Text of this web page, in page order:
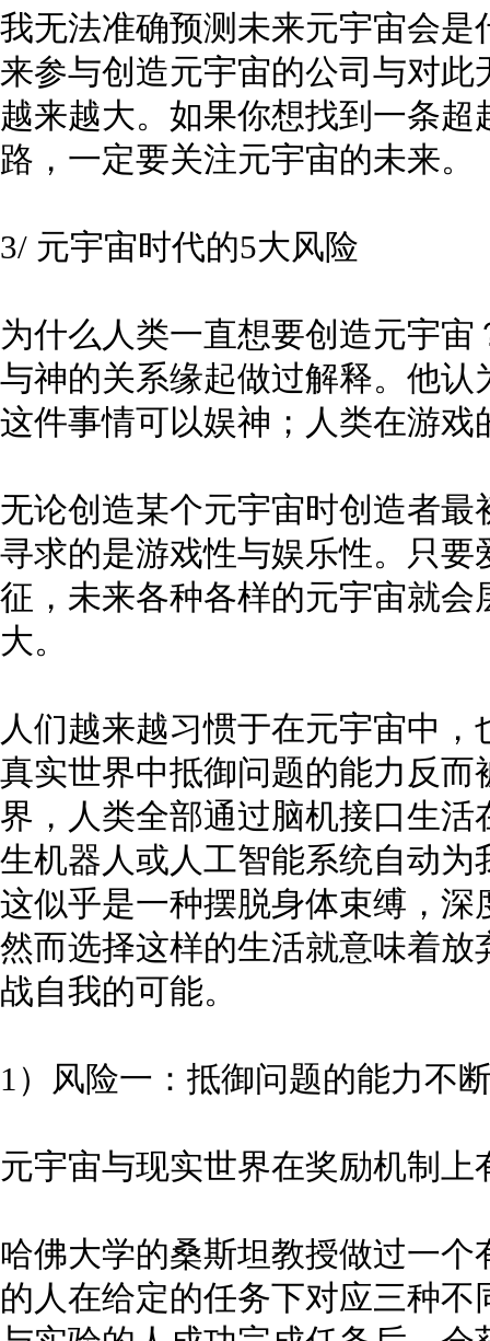
我无法准确预测未来元宇宙会
来参与创造元宇宙的公司与对
越来越大。如果你想找到一条
路，一定要关注元宇宙的未来。
3/ 元宇宙时代的5大风险
为什么人类一直想要创造元宇
与神的关系缘起做过解释。他
这件事情可以娱神；人类在游
无论创造某个元宇宙时创造者
寻求的是游戏性与娱乐性。只
征，未来各种各样的元宇宙就
大。
人们越来越习惯于在元宇宙中
真实世界中抵御问题的能力反
界，人类全部通过脑机接口生
生机器人或人工智能系统自动
这似乎是一种摆脱身体束缚，
然而选择这样的生活就意味着
战自我的可能。
1）风险一：抵御问题的能力不
元宇宙与现实世界在奖励机制上
哈佛大学的桑斯坦教授做过一
的人在给定的任务下对应三种